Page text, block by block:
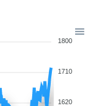
1800
1710
1620